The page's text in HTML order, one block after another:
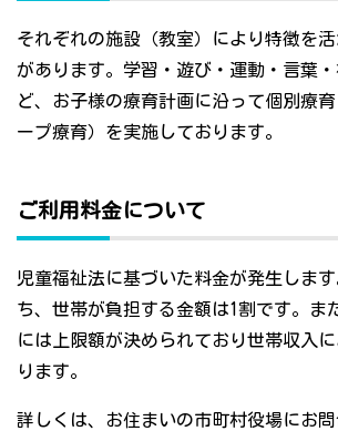
それぞれの施設（教室）により特徴を
があります。学習・遊び・運動・言葉
ど、お子様の療育計画に沿って個別療
ープ療育）を実施しております。
ご利用料金について
児童福祉法に基づいた料金が発生しま
ち、世帯が負担する金額は1割です。ま
には上限額が決められており世帯収入
ります。
詳しくは、お住まいの市町村役場にお